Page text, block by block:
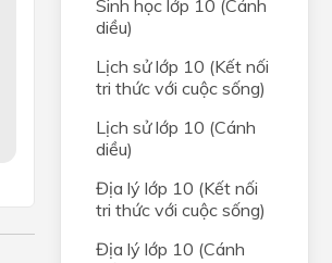
Sinh học lớp 10 (Cánh
diều)
Lịch sử lớp 10 (Kết nối
tri thức với cuộc sống)
Lịch sử lớp 10 (Cánh
diều)
Địa lý lớp 10 (Kết nối
tri thức với cuộc sống)
Địa lý lớp 10 (Cánh